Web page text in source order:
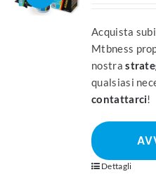
era:
€
Acquista
Mtbness
nostra
qualsiasi
contattarci!
Dettagli